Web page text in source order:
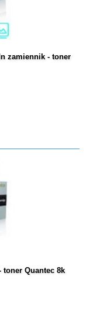
zamiennik - toner
toner Quantec 8k